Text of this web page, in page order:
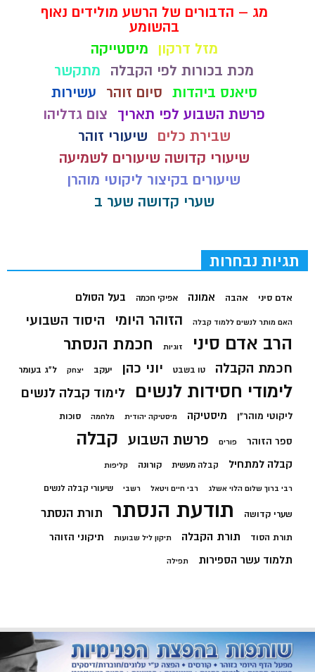
מג – הדבורים של הרשע מולידים נאוף
בהשומע
מזל דרקון
מיסטייקה
מכת בכורות לפי הקבלה
מתקשר
סיאנס ביהדות סיום זוהר
עשירות
פרשת השבוע לפי תאריך
צום גדליהו
שבירת כלים
שיעורי זוהר
שיעורי קדושה שיעורים לשמיעה
שיעורים בקיצור ליקוטי מוהרן
שערי קדושה שער ב
תגיות נבחרות
אדם סיני אהבה אמונה אפיקי חכמה בעל הסולם
האם מותר לנשים ללמוד קבלה הזוהר היומי היסוד השבועי
הרב אדם סיני זוגיות חכמת הנסתר
חכמת הקבלה טו בשבט יוני כהן יעקב יצחק ל"ג בעומר
לימודי חסידות לנשים לימוד קבלה לנשים
ליקוטי מוהר"ן מיסטיקה מיסטיקה יהודית מלחמה סוכות
ספר הזוהר פורים פרשת השבוע קבלה
קבלה למתחיל קבלה מעשית קורונה קליפות
רבי ברוך שלום הלוי אשלג רבי חיים ויטאל רשבי שיעורי קבלה לנשים
שערי קדושה תודעת הנסתר תורת הנסתר
תורת הסוד תורת הקבלה תיקון ליל שבועות תיקוני הזוהר
תלמוד עשר הספירות תפילה